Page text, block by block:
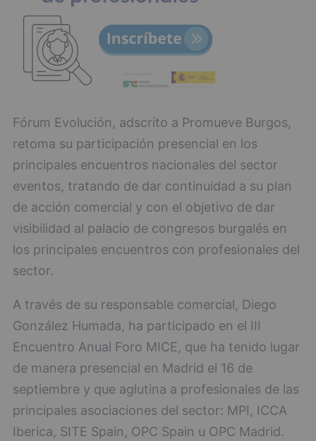
Fórum Evolución, adscrito a Promueve Burgos,
retoma su participación presencial en los
principales encuentros nacionales del sector
eventos, tratando de dar continuidad a su plan
de acción comercial y con el objetivo de dar
visibilidad al palacio de congresos burgalés en
los principales encuentros con profesionales del
sector.
A través de su responsable comercial, Diego
González Humada, ha participado en el III
Encuentro Anual Foro MICE, que ha tenido lugar
de manera presencial en Madrid el 16 de
septiembre y que aglutina a profesionales de las
principales asociaciones del sector: MPI, ICCA
Iberica, SITE Spain, OPC Spain u OPC Madrid.